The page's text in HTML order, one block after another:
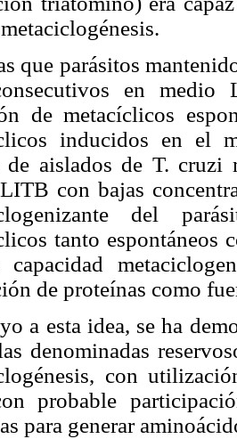
que parásitos
en
de metacíclicos
inducidos en el
aislados de T. cruzi
con bajas
del
tanto espontáneos
de proteínas como
a esta idea, se ha
denominadas
con
probable
para generar